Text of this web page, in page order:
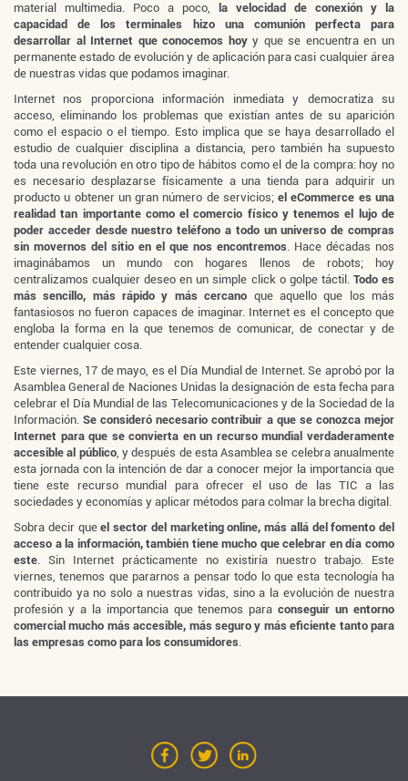
material multimedia. Poco a poco,
la velocidad de conexión y la
capacidad de los terminales hizo una comunión perfecta para
desarrollar al Internet que conocemos hoyy que se encuentra en un
permanente estado de evolución y de aplicación para casi cualquier área
de nuestras vidas que podamos imaginar.
Internet nos proporciona información inmediata y democratiza su
acceso, eliminando los problemas que existían antes de su aparición
como el espacio o el tiempo. Esto implica que se haya desarrollado el
estudio de cualquier disciplina a distancia, pero también ha supuesto
toda una revolución en otro tipo de hábitos como el de la compra: hoy no
es necesario desplazarse físicamente a una tienda para adquirir un
producto u obtener un gran número de servicios;el eCommerce es una
realidad tan importante como el comercio físico y tenemos el lujo de
poder acceder desde nuestro teléfono a todo un universo de compras
sin movernos del sitio en el que nos encontremos. Hace décadas nos
imaginábamos un mundo con hogares llenos de robots; hoy
centralizamos cualquier deseo en un simple click o golpe táctil. Todo es
más sencillo, más rápido y más cercano que aquello que los más
fantasiosos no fueron capaces de imaginar. Internet es el concepto que
engloba la forma en la que tenemos de comunicar, de conectar y de
entender cualquier cosa.
Este viernes, 17 de mayo, es el Día Mundial de Internet. Se aprobó por la
Asamblea General de Naciones Unidas la designación de esta fecha para
celebrar el Día Mundial de las Telecomunicaciones y de la Sociedad de la
Información.Se consideró necesario contribuir a que se conozca mejor
Internet para que se convierta en un recurso mundial verdaderamente
accesible al público, y después de esta Asamblea se celebra anualmente
esta jornada con la intención de dar a conocer mejor la importancia que
tiene este recurso mundial para ofrecer el uso de las TIC a las
sociedades y economías y aplicar métodos para colmar la brecha digital.
Sobra decir queel sector del marketing online, más allá del fomento del
acceso a la información, también tiene mucho que celebrar en día como
este. Sin Internet prácticamente no existiría nuestro trabajo. Este
viernes, tenemos que pararnos a pensar todo lo que esta tecnología ha
contribuido ya no solo a nuestras vidas, sino a la evolución de nuestra
profesión y a la importancia que tenemos paraconseguir un entorno
comercial mucho más accesible, más seguro y más eficiente tanto para
las empresas como para los consumidores.